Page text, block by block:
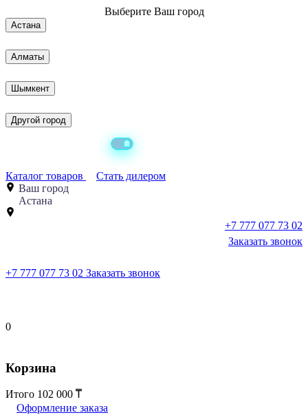
Выберите Ваш город
Астана
Алматы
Шымкент
Другой город
Каталог товаров
Стать дилером
Ваш город
Астана
+7 777 077 73 02
Заказать звонок
+7 777 077 73 02 Заказать звонок
0
Корзина
Итого 102 000
Оформление заказа